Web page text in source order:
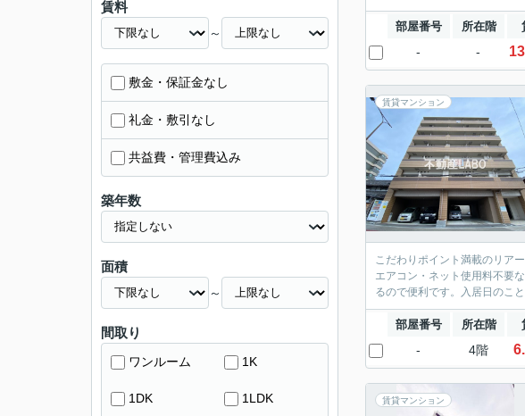
部屋番号 所在階
- -
賃貸マンション
こだわりポイント満載のリア
エアコン・ネット使用料不要
るので便利です。入居日のこ
部屋番号 所在階
- 4階
賃貸マンション
賃料
～
敷金・保証金なし
礼金・敷引なし
共益費・管理費込み
築年数
面積
～
間取り
ワンルーム 1K
1DK 1LDK